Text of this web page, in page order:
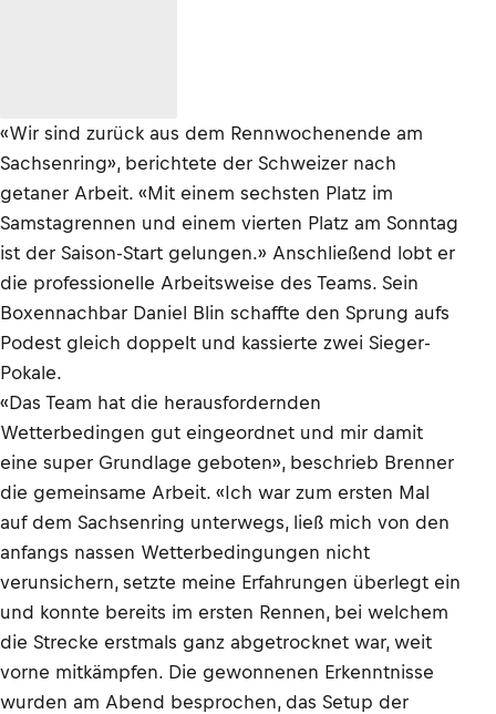
«Wir sind zurück aus dem Rennwochenende am
Sachsenring», berichtete der Schweizer nach
getaner Arbeit. «Mit einem sechsten Platz im
Samstagrennen und einem vierten Platz am Sonntag
ist der Saison-Start gelungen.» Anschließend lobt er
die professionelle Arbeitsweise des Teams. Sein
Boxennachbar Daniel Blin schaffte den Sprung aufs
Podest gleich doppelt und kassierte zwei Sieger-
Pokale.
«Das Team hat die herausfordernden
Wetterbedingen gut eingeordnet und mir damit
eine super Grundlage geboten», beschrieb Brenner
die gemeinsame Arbeit. «Ich war zum ersten Mal
auf dem Sachsenring unterwegs, ließ mich von den
anfangs nassen Wetterbedingungen nicht
verunsichern, setzte meine Erfahrungen überlegt ein
und konnte bereits im ersten Rennen, bei welchem
die Strecke erstmals ganz abgetrocknet war, weit
vorne mitkämpfen. Die gewonnenen Erkenntnisse
wurden am Abend besprochen, das Setup der